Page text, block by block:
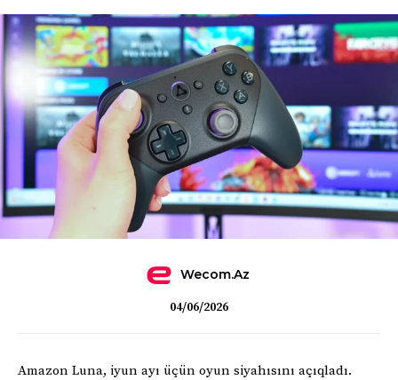
Wecom.az
04/06/2026
Amazon Luna, iyun ayı üçün oyun siyahısını açıqladı.